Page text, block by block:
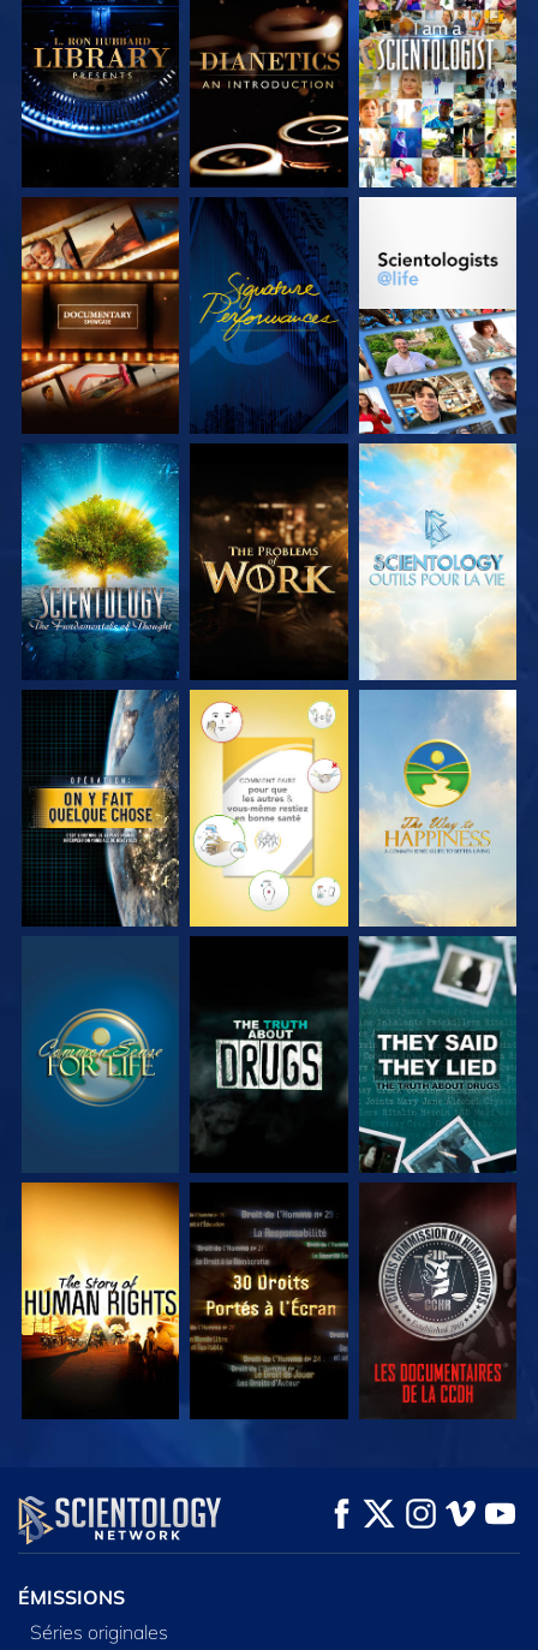
DÉCOUVRIR LES
SÉRIES
DÉCOUVRIR LES
SÉRIES
REGARDER
DÉCOUVRIR LES
SÉRIES
REGARDER
DÉCOUVRIR LES
DÉCOUVRIR LES
SÉRIES
DÉCOUVRIR LES
SÉRIES
DÉCOUVRIR LES
SÉRIES
REGARDER REGARDER REGARDER
REGARDER REGARDER REGARDER
REGARDER REGARDER REGARDER
REGARDER REGARDER
DÉCOUVRIR LES
SÉRIES
ÉMISSIONS
Séries originales